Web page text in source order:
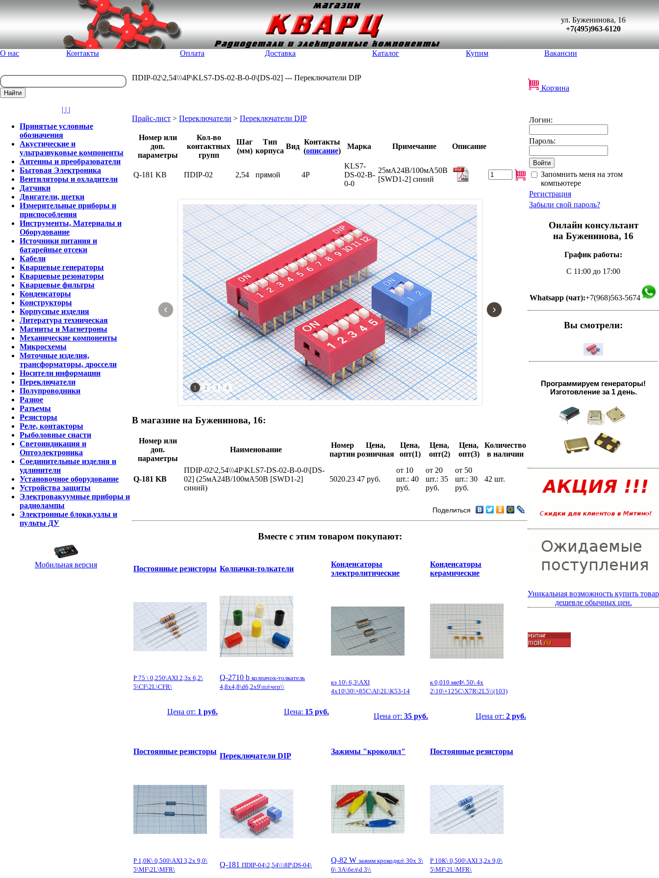
ул. Буженинова, 16
+7(495)963-6120
О нас Контакты Оплата Доставка Каталог Купим Вакансии
ПDIP-02\2,54\\\4P\KLS7-DS-02-B-0-0\[DS-02] --- Переключатели DIP
Корзина
| | |
Принятые условные
обозначения
Акустические и
ультразвуковые компоненты
Антенны и преобразователи
Бытовая Электроника
Вентиляторы и охладители
Датчики
Двигатели, щетки
Измерительные приборы и
приспособления
Инструменты, Материалы и
Оборудование
Источники питания и
батарейные отсеки
Кабели
Кварцевые генераторы
Кварцевые резонаторы
Кварцевые фильтры
Конденсаторы
Конструкторы
Корпусные изделия
Литература техническая
Магниты и Магнетроны
Механические компоненты
Микросхемы
Моточные изделия,
трансформаторы, дроссели
Носители информации
Переключатели
Полупроводники
Разное
Разъемы
Резисторы
Реле, контакторы
Рыболовные снасти
Светоиндикация и
Оптоэлектроника
Соединительные изделия и
удлинители
Установочное оборудование
Устройства защиты
Электровакуумные приборы и
радиолампы
Электронные блоки,узлы и
пульты ДУ
Мобильная версия
Прайс-лист > Переключатели > Переключатели DIP
Номер или
доп.
параметры
Кол-во
контактных
групп
Шаг
(мм)
Тип
корпуса
Вид
Контакты
(описание)
Марка Примечание Описание
Q-181 KB ПDIP-02 2,54 прямой 4P
KLS7-
DS-02-B-
0-0
25мА24В/100мА50В
[SWD1-2] синий
‹ ›
1 2 3 4
В магазине на Буженинова, 16:
Номер или
доп.
параметры
Наименование
Номер
партии
Цена,
розничная
Цена,
опт(1)
Цена,
опт(2)
Цена,
опт(3)
Количество
в наличии
Q-181 KB
ПDIP-02\2,54\\\4P\KLS7-DS-02-B-0-0\[DS-
02] (25мА24В/100мА50В [SWD1-2]
синий)
5020.23 47 руб.
от 10
шт.: 40
руб.
от 20
шт.: 35
руб.
от 50
шт.: 30
руб.
42 шт.
Поделиться
Вместе с этим товаром покупают:
Постоянные резисторы
Р 75 \ 0,250\AXI 2,3x 6,2\
5\CF\2L\CFR\
Цена от: 1 руб.
Колпачки-толкатели
Q-2710 b колпачок-толкатель
4,8x4,8\d6,2x9\пл\чер\\
Цена: 15 руб.
Конденсаторы
электролитические
кэ 10\ 6,3\AXI
4x10\30\+85C\Al\2L\К53-14
Цена от: 35 руб.
Конденсаторы
керамические
к 0,010 мкФ\ 50\ 4x
2\10\+125C\X7R\2L5\\(103)
Цена от: 2 руб.
Постоянные резисторы
Р 1,0К\ 0,500\AXI 3,2x 9,0\
5\MF\2L\MFR\
Переключатели DIP
Q-181 ПDIP-04\2,54\\\8P\DS-04\
Зажимы "крокодил"
Q-82 W зажим крокодил\ 30x 3\
6\ 3А\бел\d 3\\
Постоянные резисторы
Р 10К\ 0,500\AXI 3,2x 9,0\
5\MF\2L\MFR\
Логин:
Пароль:
Запомнить меня на этом
компьютере
Регистрация
Забыли свой пароль?
Онлайн консультант
на Буженинова, 16
График работы:
С 11:00 до 17:00
Whatsapp (чат):+7(968)563-5674
Вы смотрели:
Программируем генераторы!
Изготовление за 1 день.
Уникальная возможность купить товар
дешевле обычных цен.